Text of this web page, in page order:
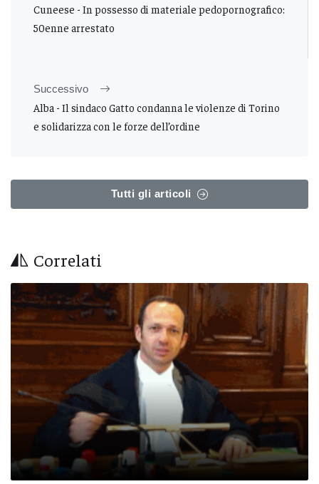
Cuneese - In possesso di materiale pedopornografico:
50enne arrestato
Successivo
Alba - Il sindaco Gatto condanna le violenze di Torino
e solidarizza con le forze dell’ordine
Tutti gli articoli
Correlati